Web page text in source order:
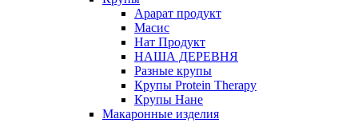
Арарат продукт
Масис
Нат Продукт
НАША ДЕРЕВНЯ
Разные крупы
Крупы Protein Therapy
Крупы Нане
Макаронные изделия